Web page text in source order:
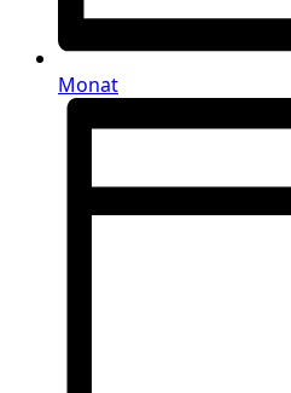
Monat